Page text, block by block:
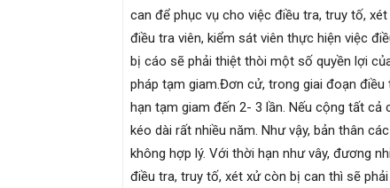
can để phục vụ cho việc điều tra, truy tố,
điều tra viên, kiểm sát viên thực hiện việc
bị cáo sẽ phải thiệt thòi một số quyền lợi
pháp tạm giam.Đơn cử, trong giai đoạn
hạn tạm giam đến 2- 3 lần. Nếu cộng tất
kéo dài rất nhiều năm. Như vậy, bản thân
không hợp lý. Với thời hạn như vây, đương
điều tra, truy tố, xét xử còn bị can thì sẽ